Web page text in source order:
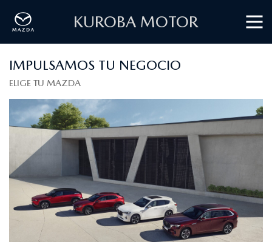
KUROBA MOTOR
IMPULSAMOS TU NEGOCIO
ELIGE TU MAZDA